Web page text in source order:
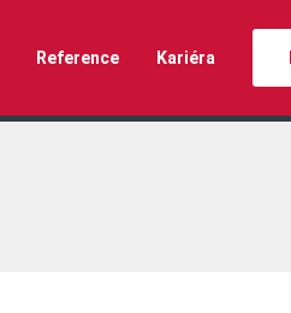
Reference Kariéra